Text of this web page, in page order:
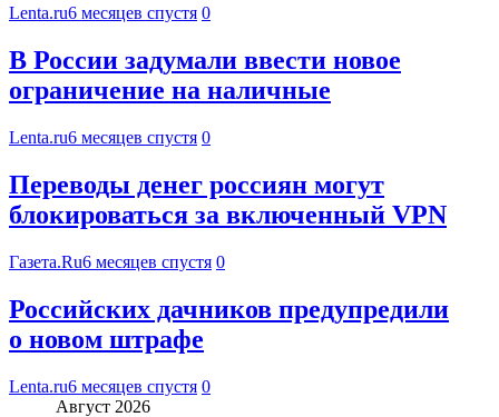
Lenta.ru6 месяцев спустя 0
В России задумали ввести новое
ограничение на наличные
Lenta.ru6 месяцев спустя 0
Переводы денег россиян могут
блокироваться за включенный VPN
Газета.Ru6 месяцев спустя 0
Российских дачников предупредили
о новом штрафе
Lenta.ru6 месяцев спустя 0
Август 2026